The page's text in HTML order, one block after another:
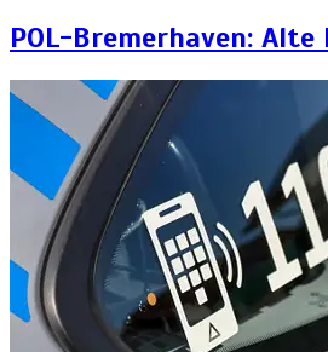
POL-Bremerhaven: